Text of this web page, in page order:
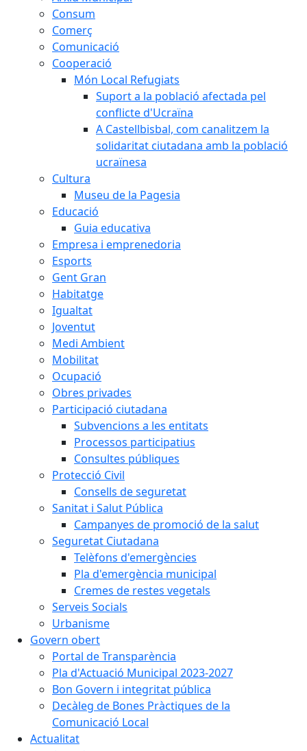
Consum
Comerç
Comunicació
Cooperació
Món Local Refugiats
Suport a la població afectada pel
conflicte d'Ucraïna
A Castellbisbal, com canalitzem la
solidaritat ciutadana amb la població
ucraïnesa
Cultura
Museu de la Pagesia
Educació
Guia educativa
Empresa i emprenedoria
Esports
Gent Gran
Habitatge
Igualtat
Joventut
Medi Ambient
Mobilitat
Ocupació
Obres privades
Participació ciutadana
Subvencions a les entitats
Processos participatius
Consultes públiques
Protecció Civil
Consells de seguretat
Sanitat i Salut Pública
Campanyes de promoció de la salut
Seguretat Ciutadana
Telèfons d'emergències
Pla d'emergència municipal
Cremes de restes vegetals
Serveis Socials
Urbanisme
Govern obert
Portal de Transparència
Pla d'Actuació Municipal 2023-2027
Bon Govern i integritat pública
Decàleg de Bones Pràctiques de la
Comunicació Local
Actualitat